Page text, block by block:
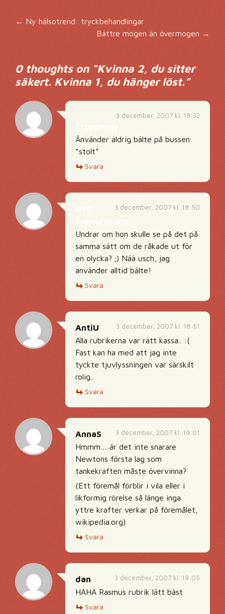
Inläggsnavigering
← Ny hälsotrend: tryckbehandlingar
Bättre mogen än övermogen→
0 thoughts on “Kvinna 2, du sitter
säkert. Kvinna 1, du hänger löst.”
3 december, 2007 kl. 18:32
Änvänder aldrig bälte på bussen
*stolt*
Svara
3 december, 2007 kl. 18:50
Undrar om hon skulle se på det på
samma sätt om de råkade ut för
en olycka? ;) Nää usch, jag
använder alltid bälte!
Svara
3 december, 2007 kl. 18:51
AntiU
Alla rubrikerna var rätt kassa.. :(
Fast kan ha med att jag inte
tyckte tjuvlyssningen var särskilt
rolig..
Svara
3 december, 2007 kl. 19:01
AnnaS
Hmmm… är det inte snarare
Newtons första lag som
tankekraften måste övervinna?
(Ett föremål förblir i vila eller i
likformig rörelse så länge inga
yttre krafter verkar på föremålet,
wikipedia.org)
Svara
3 december, 2007 kl. 19:05
dan
HAHA Rasmus rubrik lätt bäst
Svara